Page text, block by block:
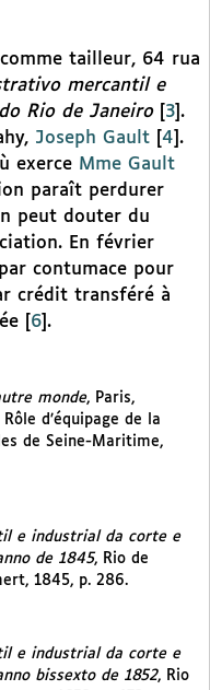
tailleur, 64 rua
mercantil e
Rio de Janeiro[ 3 .
Joseph Gault 4 .
exerce Mme Gault
paraît perdurer
peut douter du
En février
contumace pour
crédit transféré à
6 .
monde, Paris,
d’équipage de la
de Seine-Maritime,
e industrial da corte e
de 1845, Rio de
1845, p. 286.
e industrial da corte e
bissexto de 1852, Rio